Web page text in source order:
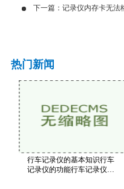
下一篇： 记录仪内存卡无法
热门新闻
行车记录仪的基本知识行车
记录仪的功能行车记录仪的